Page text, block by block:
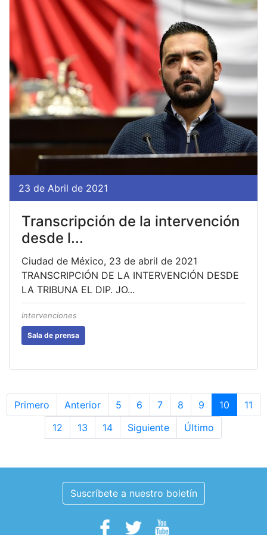
23 de Abril de 2021
Transcripción de la intervención
desde l...
Ciudad de México, 23 de abril de 2021
TRANSCRIPCIÓN DE LA INTERVENCIÓN DESDE
LA TRIBUNA EL DIP. JO...
Intervenciones
Sala de prensa
Primero Anterior 5 6 7 8 9 10
11
12
13 14 Siguiente Último
Suscríbete a nuestro boletín